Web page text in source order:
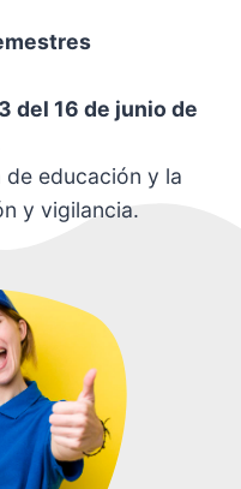
del 16 de junio de
educación y la
y vigilancia.